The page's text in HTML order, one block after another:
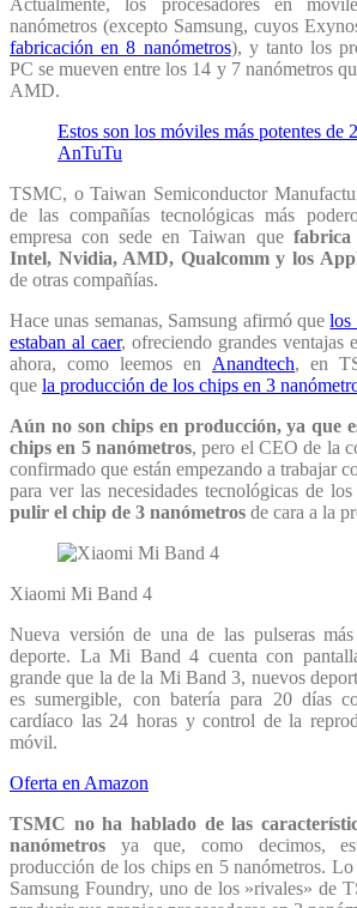
nanómetros (excepto Samsung, cuyos
fabricación en 8 nanómetros), y tanto los
PC se mueven entre los 14 y 7 nanómetros
AMD.
Estos son los móviles más potentes de
AnTuTu
TSMC, o Taiwan Semiconductor
de las compañías tecnológicas más
empresa con sede en Taiwan quefabrica
Intel, Nvidia, AMD, Qualcomm y los
de otras compañías.
Hace unas semanas, Samsung afirmó quelos
estaban al caer, ofreciendo grandes ventajas
ahora, como leemos en Anandtech, en
que la producción de los chips en 3
Aún no son chips en producción, ya que
chips en 5 nanómetros, pero el CEO de la
confirmado que están empezando a trabajar
para ver las necesidades tecnológicas de
pulir el chip de 3 nanómetros de cara a la
Xiaomi Mi Band 4
Nueva versión de una de las pulseras
deporte. La Mi Band 4 cuenta con
grande que la de la Mi Band 3, nuevos
es sumergible, con batería para 20 días
cardíaco las 24 horas y control de la
móvil.
Oferta en Amazon
TSMC no ha hablado de las
nanómetros ya que, como decimos,
producción de los chips en 5 nanómetros. Lo
Samsung Foundry, uno de los »rivales» de